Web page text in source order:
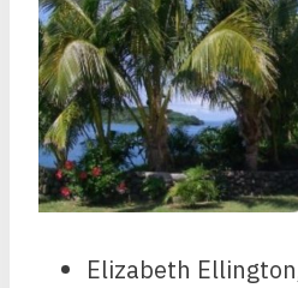
Elizabeth